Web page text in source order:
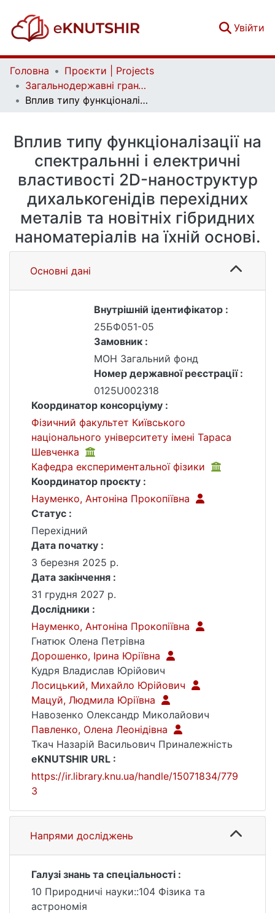
Увійти
Головна
Проєкти | Projects
Загальнодержавні гранти | National grants
Вплив типу функціоналізації на спектральнні і електричні властивості 2D-наноструктур дихалькогенідів перехідних металів та новітніх гібридних наноматеріалів на їхній основі.
Вплив типу функціоналізації на
спектральнні і електричні
властивості 2D-наноструктур
дихалькогенідів перехідних
металів та новітніх гібридних
наноматеріалів на їхній основі.
Основні дані
Внутрішній ідентифікатор :
25БФ051-05
Замовник :
МОН Загальний фонд
Номер державної реєстрації :
0125U002318
Координатор консорціуму :
Фізичний факультет Київського
національного університету імені Тараса
Шевченка
Кафедра експериментальної фізики
Координатор проєкту :
Науменко, Антоніна Прокопіївна
Статус :
Перехідний
Дата початку :
3 березня 2025 р.
Дата закінчення :
31 грудня 2027 р.
Дослідники :
Науменко, Антоніна Прокопіївна
Гнатюк Олена Петрівна
Дорошенко, Ірина Юріївна
Кудря Владислав Юрійович
Лосицький, Михайло Юрійович
Мацуй, Людмила Юріївна
Навозенко Олександр Миколайович
Павленко, Олена Леонідівна
Ткач Назарій Васильович Приналежність
eKNUTSHIR URL :
https://ir.library.knu.ua/handle/15071834/779
3
Напрями досліджень
Галузі знань та спеціальності :
10 Природничі науки::104 Фізика та
астрономія